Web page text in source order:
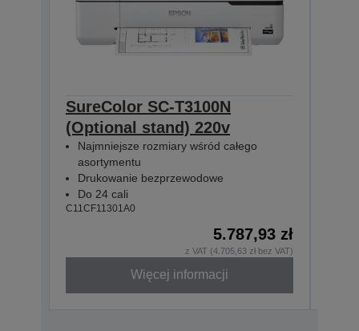
SureColor SC-T3100N
(Optional stand) 220v
Najmniejsze rozmiary wśród całego
asortymentu
Drukowanie bezprzewodowe
Do 24 cali
C11CF11301A0
5.787,93 zł
z VAT (4.705,63 zł bez VAT)
Więcej informacji